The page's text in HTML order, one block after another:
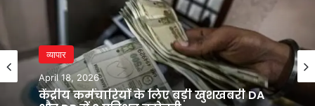
व्यापार
April 18, 2026
व्यापार
April 16, 2026